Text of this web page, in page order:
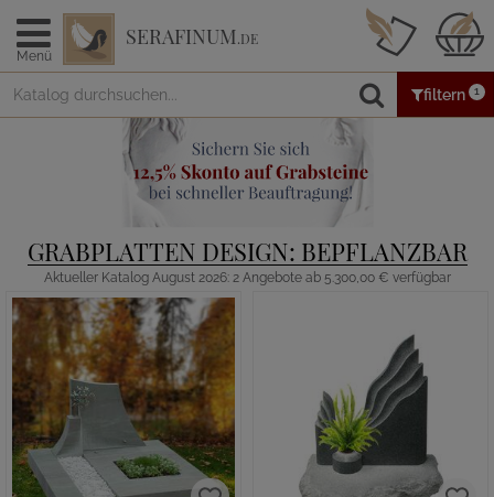
Menü
SERAFINUM.DE
filtern 1
GRABPLATTEN DESIGN: BEPFLANZBAR
Aktueller Katalog August 2026: 2 Angebote ab 5.300,00 € verfügbar